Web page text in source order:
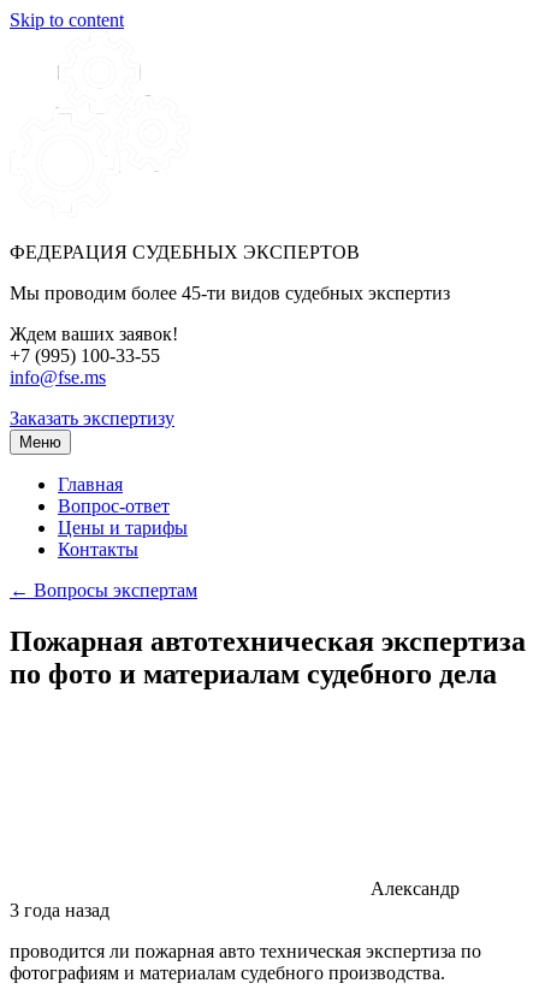
Skip to content
ФЕДЕРАЦИЯ СУДЕБНЫХ ЭКСПЕРТОВ
Мы проводим более 45-ти видов судебных экспертиз
Ждем ваших заявок!
+7 (995) 100-33-55
info@fse.ms
Заказать экспертизу
Меню
Главная
Вопрос-ответ
Цены и тарифы
Контакты
← Вопросы экспертам
Пожарная автотехническая экспертиза
по фото и материалам судебного дела
Александр
3 года назад
проводится ли пожарная авто техническая экспертиза по
фотографиям и материалам судебного производства.